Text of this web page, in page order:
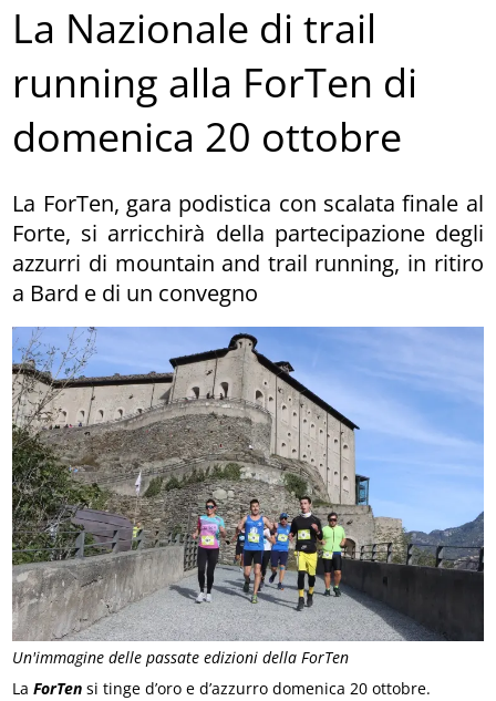
Un'immagine delle passate edizioni della ForTen
La Nazionale di trail
running alla ForTen di
domenica 20 ottobre
La ForTen, gara podistica con scalata finale al
Forte, si arricchirà della partecipazione degli
azzurri di mountain and trail running, in ritiro
a Bard e di un convegno
LaForTen si tinge d’oro e d’azzurro domenica 20 ottobre.